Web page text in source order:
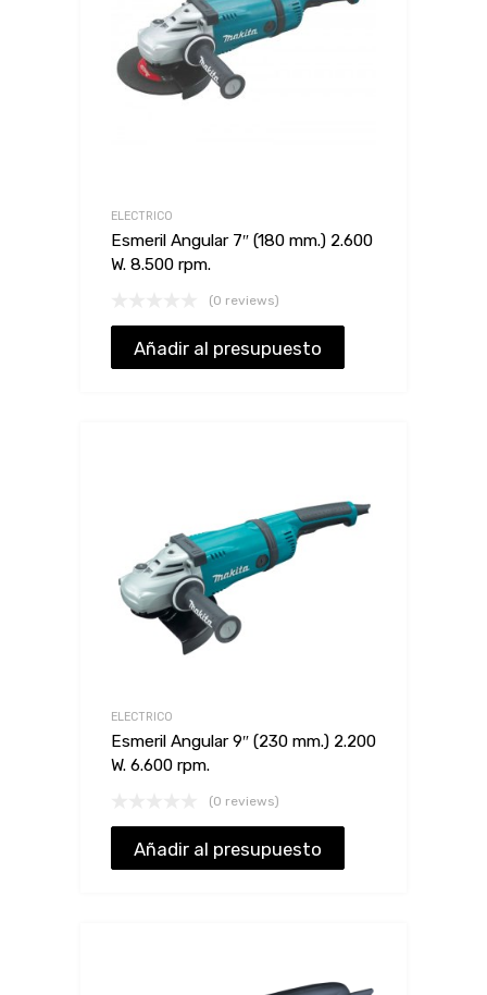
ELECTRICO
Esmeril Angular 7″ (180 mm.) 2.600
W. 8.500 rpm.
(0 reviews)
Añadir al presupuesto
ELECTRICO
Esmeril Angular 9″ (230 mm.) 2.200
W. 6.600 rpm.
(0 reviews)
Añadir al presupuesto